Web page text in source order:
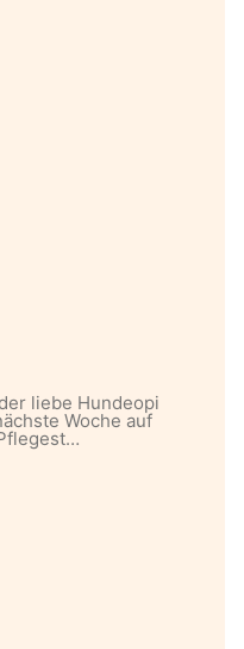
liebe Hundeopi
Woche auf